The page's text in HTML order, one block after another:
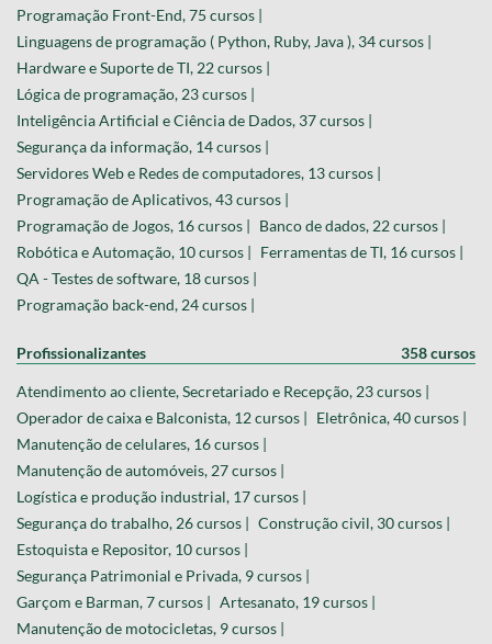
Programação Front-End, 75 cursos |
Linguagens de programação ( Python, Ruby, Java ), 34 cursos |
Hardware e Suporte de TI, 22 cursos |
Lógica de programação, 23 cursos |
Inteligência Artificial e Ciência de Dados, 37 cursos |
Segurança da informação, 14 cursos |
Servidores Web e Redes de computadores, 13 cursos |
Programação de Aplicativos, 43 cursos |
Programação de Jogos, 16 cursos | Banco de dados, 22 cursos |
Robótica e Automação, 10 cursos | Ferramentas de TI, 16 cursos |
QA - Testes de software, 18 cursos |
Programação back-end, 24 cursos |
Profissionalizantes 358 cursos
Atendimento ao cliente, Secretariado e Recepção, 23 cursos |
Operador de caixa e Balconista, 12 cursos | Eletrônica, 40 cursos |
Manutenção de celulares, 16 cursos |
Manutenção de automóveis, 27 cursos |
Logística e produção industrial, 17 cursos |
Segurança do trabalho, 26 cursos | Construção civil, 30 cursos |
Estoquista e Repositor, 10 cursos |
Segurança Patrimonial e Privada, 9 cursos |
Garçom e Barman, 7 cursos | Artesanato, 19 cursos |
Manutenção de motocicletas, 9 cursos |